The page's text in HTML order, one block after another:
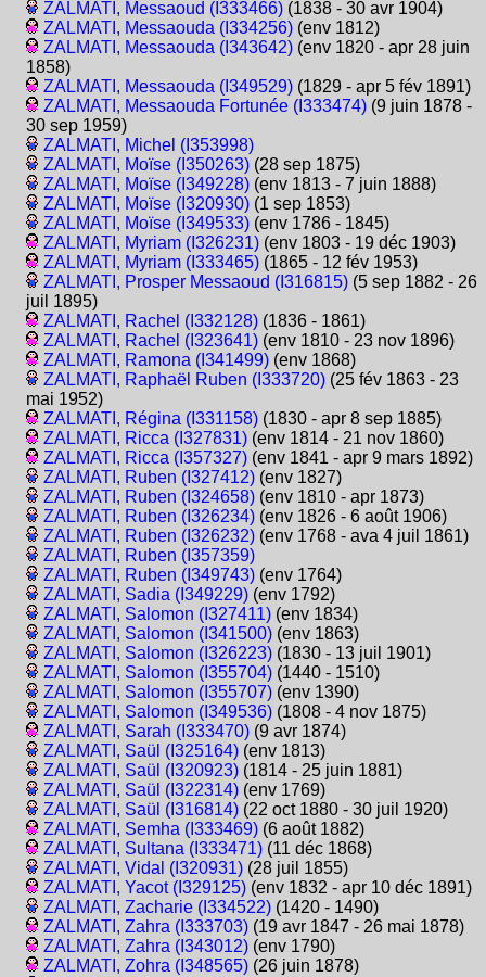
ZALMATI, Messaoud (I333466) (1838 - 30 avr 1904)
ZALMATI, Messaouda (I334256) (env 1812)
ZALMATI, Messaouda (I343642) (env 1820 - apr 28 juin
1858)
ZALMATI, Messaouda (I349529) (1829 - apr 5 fév 1891)
ZALMATI, Messaouda Fortunée (I333474) (9 juin 1878 -
30 sep 1959)
ZALMATI, Michel (I353998)
ZALMATI, Moïse (I350263) (28 sep 1875)
ZALMATI, Moïse (I349228) (env 1813 - 7 juin 1888)
ZALMATI, Moïse (I320930) (1 sep 1853)
ZALMATI, Moïse (I349533) (env 1786 - 1845)
ZALMATI, Myriam (I326231) (env 1803 - 19 déc 1903)
ZALMATI, Myriam (I333465) (1865 - 12 fév 1953)
ZALMATI, Prosper Messaoud (I316815) (5 sep 1882 - 26
juil 1895)
ZALMATI, Rachel (I332128) (1836 - 1861)
ZALMATI, Rachel (I323641) (env 1810 - 23 nov 1896)
ZALMATI, Ramona (I341499) (env 1868)
ZALMATI, Raphaël Ruben (I333720) (25 fév 1863 - 23
mai 1952)
ZALMATI, Régina (I331158) (1830 - apr 8 sep 1885)
ZALMATI, Ricca (I327831) (env 1814 - 21 nov 1860)
ZALMATI, Ricca (I357327) (env 1841 - apr 9 mars 1892)
ZALMATI, Ruben (I327412) (env 1827)
ZALMATI, Ruben (I324658) (env 1810 - apr 1873)
ZALMATI, Ruben (I326234) (env 1826 - 6 août 1906)
ZALMATI, Ruben (I326232) (env 1768 - ava 4 juil 1861)
ZALMATI, Ruben (I357359)
ZALMATI, Ruben (I349743) (env 1764)
ZALMATI, Sadia (I349229) (env 1792)
ZALMATI, Salomon (I327411) (env 1834)
ZALMATI, Salomon (I341500) (env 1863)
ZALMATI, Salomon (I326223) (1830 - 13 juil 1901)
ZALMATI, Salomon (I355704) (1440 - 1510)
ZALMATI, Salomon (I355707) (env 1390)
ZALMATI, Salomon (I349536) (1808 - 4 nov 1875)
ZALMATI, Sarah (I333470) (9 avr 1874)
ZALMATI, Saül (I325164) (env 1813)
ZALMATI, Saül (I320923) (1814 - 25 juin 1881)
ZALMATI, Saül (I322314) (env 1769)
ZALMATI, Saül (I316814) (22 oct 1880 - 30 juil 1920)
ZALMATI, Semha (I333469) (6 août 1882)
ZALMATI, Sultana (I333471) (11 déc 1868)
ZALMATI, Vidal (I320931) (28 juil 1855)
ZALMATI, Yacot (I329125) (env 1832 - apr 10 déc 1891)
ZALMATI, Zacharie (I334522) (1420 - 1490)
ZALMATI, Zahra (I333703) (19 avr 1847 - 26 mai 1878)
ZALMATI, Zahra (I343012) (env 1790)
ZALMATI, Zohra (I348565) (26 juin 1878)